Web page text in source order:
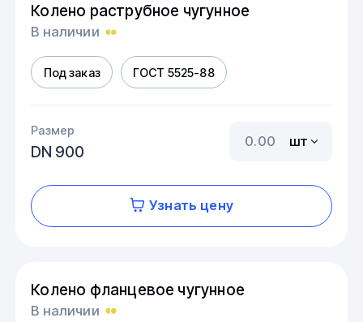
Колено раструбное чугунное
В наличии
Под заказ ГОСТ 5525-88
Размер
DN 900
шт
Узнать цену
Колено фланцевое чугунное
В наличии